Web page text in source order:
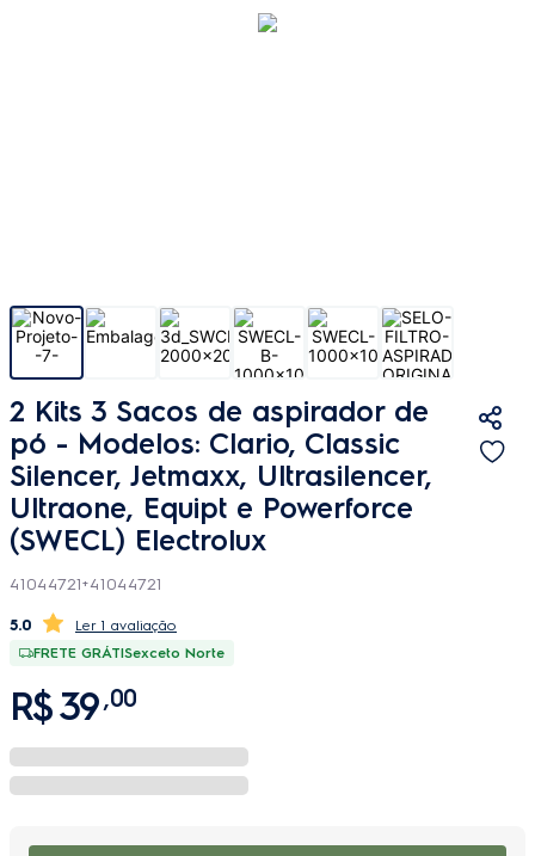
2 Kits 3 Sacos de aspirador de
pó - Modelos: Clario, Classic
Silencer, Jetmaxx, Ultrasilencer,
Ultraone, Equipt e Powerforce
(SWECL) Electrolux
41044721+41044721
5.0
1 avaliação
FRETE GRÁTISexceto Norte
R$39,00